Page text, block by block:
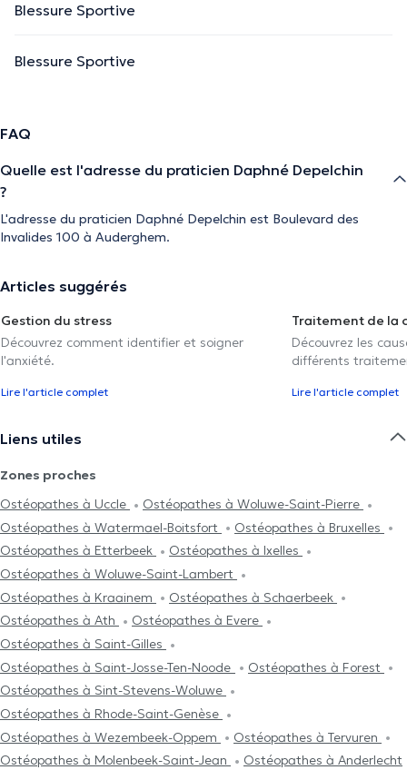
Blessure Sportive
Blessure Sportive
FAQ
Quelle est l'adresse du praticien Daphné Depelchin
?
L'adresse du praticien Daphné Depelchin est Boulevard des
Invalides 100 à Auderghem.
Articles suggérés
Gestion du stress
Découvrez comment identifier et soigner
l'anxiété.
Lire l'article complet
Traitement de la
Découvrez les
différents
Lire l'article complet
Liens utiles
Zones proches
Ostéopathes à Uccle
Ostéopathes à Woluwe-Saint-Pierre
Ostéopathes à Watermael-Boitsfort
Ostéopathes à Bruxelles
Ostéopathes à Etterbeek
Ostéopathes à Ixelles
Ostéopathes à Woluwe-Saint-Lambert
Ostéopathes à Kraainem
Ostéopathes à Schaerbeek
Ostéopathes à Ath
Ostéopathes à Evere
Ostéopathes à Saint-Gilles
Ostéopathes à Saint-Josse-Ten-Noode
Ostéopathes à Forest
Ostéopathes à Sint-Stevens-Woluwe
Ostéopathes à Rhode-Saint-Genèse
Ostéopathes à Wezembeek-Oppem
Ostéopathes à Tervuren
Ostéopathes à Molenbeek-Saint-Jean
Ostéopathes à Anderlecht